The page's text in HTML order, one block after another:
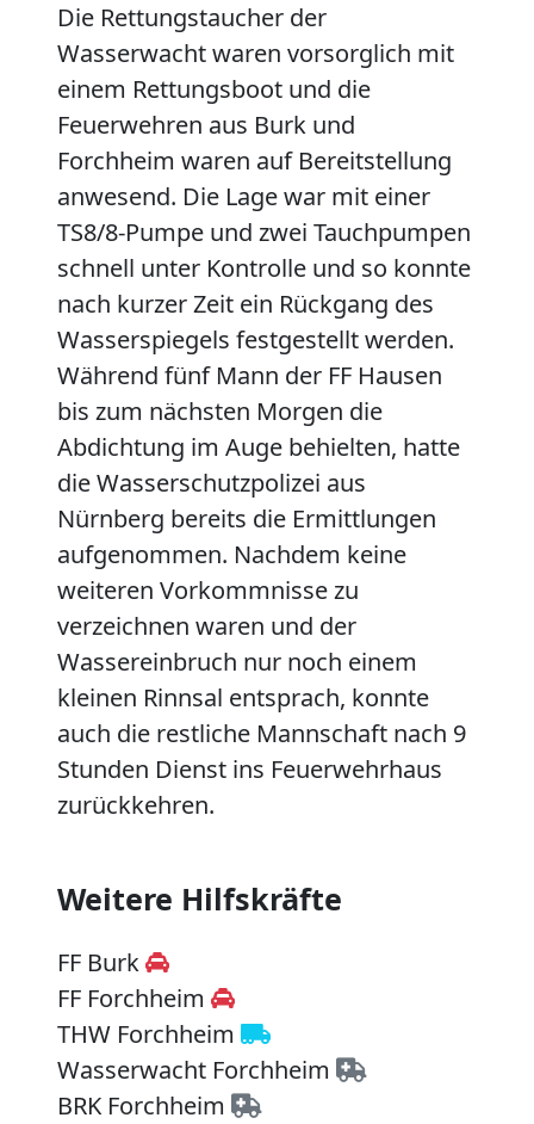
Die Rettungstaucher der
Wasserwacht waren vorsorglich mit
einem Rettungsboot und die
Feuerwehren aus Burk und
Forchheim waren auf Bereitstellung
anwesend. Die Lage war mit einer
TS8/8-Pumpe und zwei Tauchpumpen
schnell unter Kontrolle und so konnte
nach kurzer Zeit ein Rückgang des
Wasserspiegels festgestellt werden.
Während fünf Mann der FF Hausen
bis zum nächsten Morgen die
Abdichtung im Auge behielten, hatte
die Wasserschutzpolizei aus
Nürnberg bereits die Ermittlungen
aufgenommen. Nachdem keine
weiteren Vorkommnisse zu
verzeichnen waren und der
Wassereinbruch nur noch einem
kleinen Rinnsal entsprach, konnte
auch die restliche Mannschaft nach 9
Stunden Dienst ins Feuerwehrhaus
zurückkehren.
Weitere Hilfskräfte
FF Burk
FF Forchheim
THW Forchheim
Wasserwacht Forchheim
BRK Forchheim